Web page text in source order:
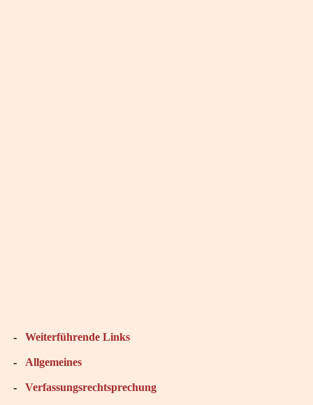
- Weiterführende Links
- Allgemeines
- Verfassungsrechtsprechung